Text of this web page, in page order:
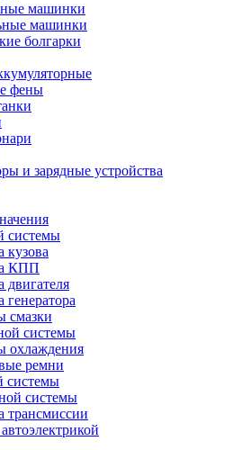
машинки
машинки
болгарки
фены
и зарядные устройства
системы
кузова
КПП
двигателя
генератора
смазки
системы
охлаждения
ремни
системы
системы
трансмиссии